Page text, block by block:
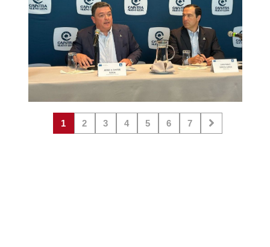
1 2 3 4 5 6 7